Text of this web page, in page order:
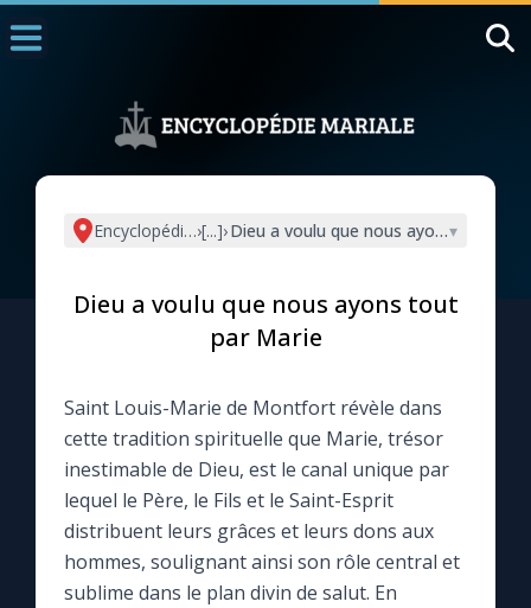
L'actualité de la semaine
La newsletter
La vidéo de la semaine
Le compte Tiktok
Encyclopédie mariale
›[...]›Dieu a voulu que nous ayons tout par
▾
Dieu a voulu que nous ayons tout
par Marie
Saint Louis-Marie de Montfort révèle dans
cette tradition spirituelle que Marie, trésor
inestimable de Dieu, est le canal unique par
lequel le Père, le Fils et le Saint-Esprit
distribuent leurs grâces et leurs dons aux
hommes, soulignant ainsi son rôle central et
sublime dans le plan divin de salut. En